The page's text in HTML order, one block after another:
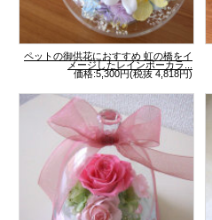
ペットの御供花におすすめ 虹の橋をイ
メージしたレインボーカラ...
価格:5,300円(税抜 4,818円)